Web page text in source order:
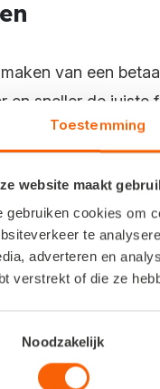
Toestemming
website maakt
gebruiken cookies om
te
adverteren en
verstrekt of die ze
Noodzakelijk
van een
en sneller de juiste
bugs in
B2B werkte het
nu opgelost.
langer een
niet meer
is en niet